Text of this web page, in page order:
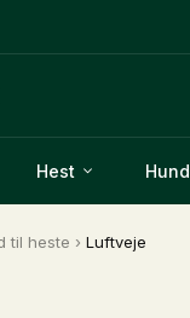
Hest Hund
til heste › Luftveje